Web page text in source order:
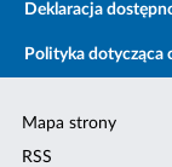
Deklaracja
Polityka dotycząca
Mapa strony
RSS